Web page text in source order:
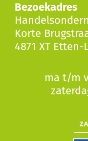
Bezoekadres
Korte
4871 XT Etten-
ma t/m